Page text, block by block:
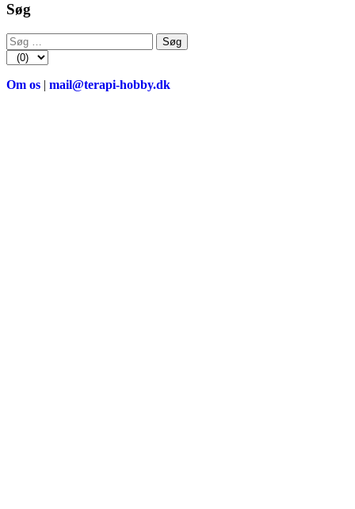
Søg
Søg
efter:
Om os | mail@terapi-hobby.dk